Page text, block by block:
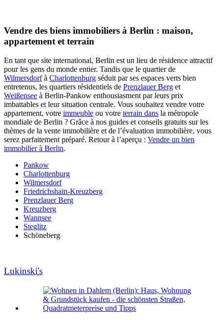
Vendre des biens immobiliers à Berlin : maison,
appartement et terrain
En tant que site international, Berlin est un lieu de résidence attractif
pour les gens du monde entier. Tandis que le quartier de
Wilmersdorfà Charlottenburg séduit par ses espaces verts bien
entretenus, les quartiers résidentiels de Prenzlauer Berg et
Weißensee à Berlin-Pankow enthousiasment par leurs prix
imbattables et leur situation centrale. Vous souhaitez vendre votre
appartement, votre immeuble ou votre terrain dans la métropole
mondiale de Berlin ? Grâce à nos guides et conseils gratuits sur les
thèmes de la vente immobilière et de l’évaluation immobilière, vous
serez parfaitement préparé. Retour à l’aperçu : Vendre un bien
immobilier à Berlin.
Pankow
Charlottenburg
Wilmersdorf
Friedrichshain-Kreuzberg
Prenzlauer Berg
Kreuzberg
Wannsee
Steglitz
Schöneberg
Lukinski's